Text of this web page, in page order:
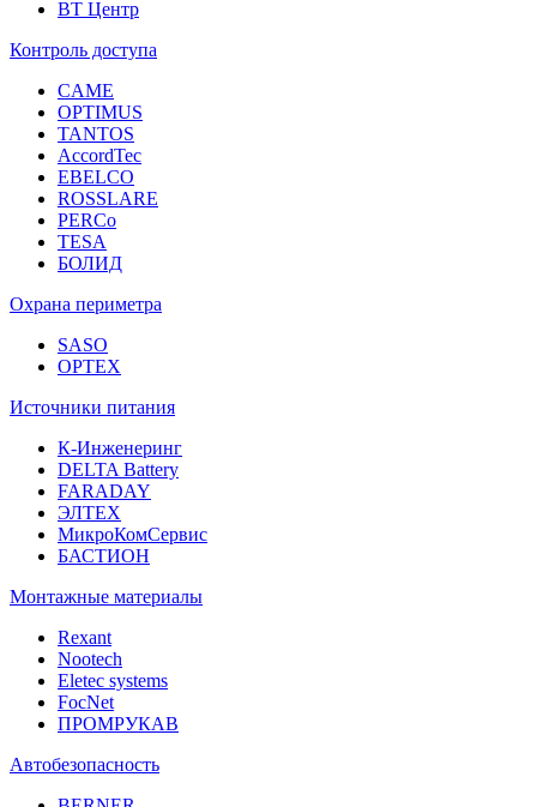
ВТ Центр
Контроль доступа
CAME
OPTIMUS
TANTOS
AccordTec
EBELCO
ROSSLARE
PERCo
TESA
БОЛИД
Охрана периметра
SASO
OPTEX
Источники питания
К-Инженеринг
DELTA Battery
FARADAY
ЭЛТЕХ
МикроКомСервис
БАСТИОН
Монтажные материалы
Rexant
Nootech
Eletec systems
FocNet
ПРОМРУКАВ
Автобезопасность